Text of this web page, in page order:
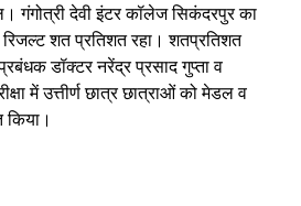
गंगोत्री देवी इंटर कॉलेज सिकंदरपुर का
शत प्रतिशत रहा। शतप्रतिशत
डॉक्टर नरेंद्र प्रसाद गुप्ता व
में उत्तीर्ण छात्र छात्राओं को मेडल व
किया।